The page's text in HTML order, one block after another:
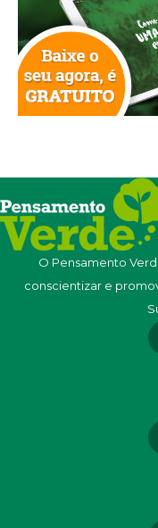
O Pensamento
conscientizar e